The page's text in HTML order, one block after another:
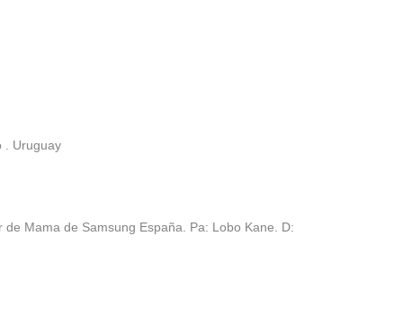
. Uruguay
Mama de Samsung España. Pa: Lobo Kane. D: